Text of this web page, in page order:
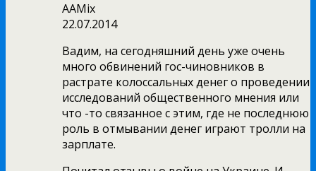
AAMix
22.07.2014
Вадим, на сегодняшний день уже очень
много обвинений гос-чиновников в
растрате колоссальных денег о проведении
исследований общественного мнения или
что -то связанное с этим, где не последнюю
роль в отмывании денег играют тролли на
зарплате.